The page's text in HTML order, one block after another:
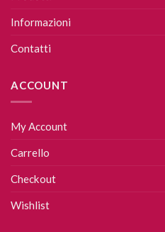
Informazioni
Contatti
ACCOUNT
My Account
Carrello
Checkout
Wishlist